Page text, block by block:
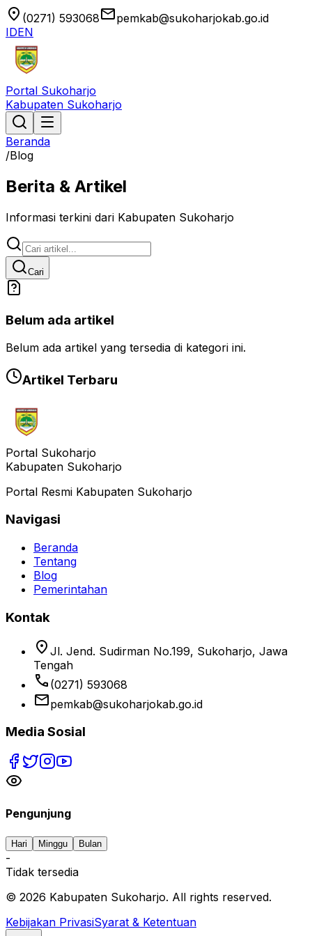
location_on (0271) 593068emailpemkab@sukoharjokab.go.id
IDEN
Portal Sukoharjo
Kabupaten Sukoharjo
Beranda
/Blog
Berita & Artikel
Informasi terkini dari Kabupaten Sukoharjo
Cari
Belum ada artikel
Belum ada artikel yang tersedia di kategori ini.
Artikel Terbaru
Portal Sukoharjo
Kabupaten Sukoharjo
Portal Resmi Kabupaten Sukoharjo
Navigasi
Beranda
Tentang
Blog
Pemerintahan
Kontak
location_on Jl. Jend. Sudirman No.199, Sukoharjo, Jawa
Tengah
phone (0271) 593068
emailpemkab@sukoharjokab.go.id
Media Sosial
Pengunjung
Hari Minggu Bulan
-
Tidak tersedia
© 2026 Kabupaten Sukoharjo. All rights reserved.
Kebijakan PrivasiSyarat & Ketentuan